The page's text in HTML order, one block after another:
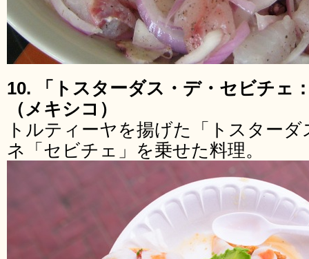
10. 「トスターダス・デ・セビチェ
（メキシコ）
トルティーヤを揚げた「トスター
ネ「セビチェ」を乗せた料理。